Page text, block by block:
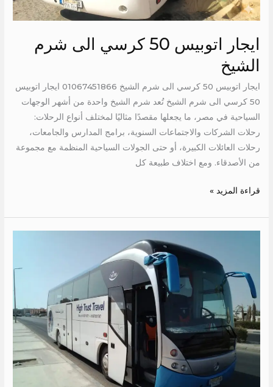
ايجار اتوبيس 50 كرسي الى شرم
الشيخ
ايجار اتوبيس 50 كرسي الى شرم الشيخ 01067451866 ايجار اتوبيس
50 كرسي الى شرم الشيخ تُعد شرم الشيخ واحدة من أشهر الوجهات
السياحية في مصر، ما يجعلها مقصدًا مثاليًا لمختلف أنواع الرحلات:
رحلات الشركات والاجتماعات السنوية، برامج المدارس والجامعات،
رحلات العائلات الكبيرة، أو حتى الجولات السياحية المنظمة مع مجموعة
من الأصدقاء. ومع اختلاف طبيعة كل
قراءة المزيد »
الى
الغردقة